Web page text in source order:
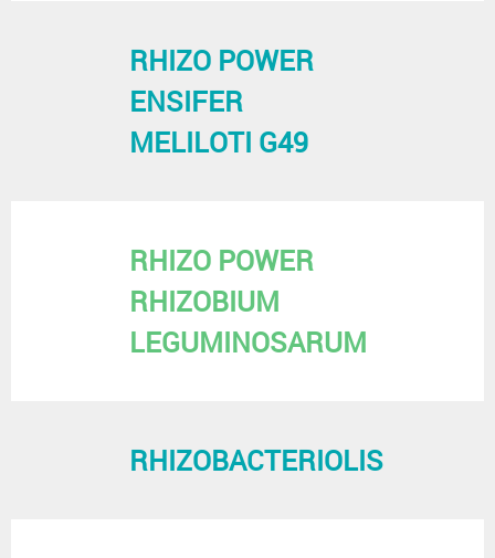
RHIZO POWER
ENSIFER
MELILOTI G49
RHIZO POWER
RHIZOBIUM
LEGUMINOSARUM
RHIZOBACTERIOLIS